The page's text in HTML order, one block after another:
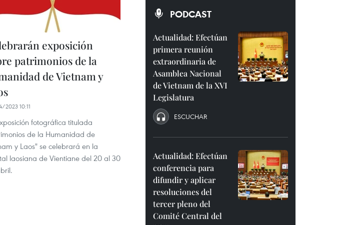
exposición
patrimonios de la
de Vietnam y
10:11
fotográfica titulada
de la Humanidad de
y Laos" se celebrará en la
laosiana de Vientiane del 20 al 30
PODCAST
Actualidad: Efectúan
primera reunión
extraordinaria de
Asamblea Nacional
de Vietnam de la XVI
Legislatura
ESCUCHAR
Actualidad: Efectúan
conferencia para
difundir y aplicar
resoluciones del
tercer pleno del
Comité Central del